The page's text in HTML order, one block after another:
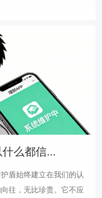
么都信...
盾始终建立在我们的认
往，无比珍贵。它不应